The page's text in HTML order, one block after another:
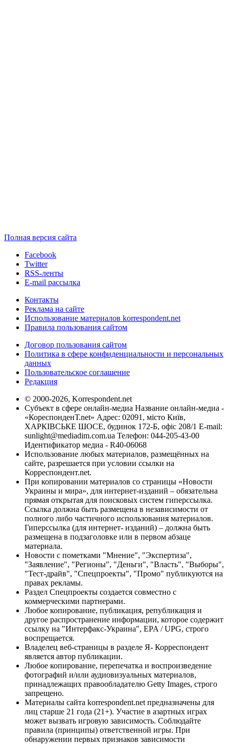
Полная версия сайта
Facebook
Twitter
RSS-ленты
E-mail рассылка
Контакты
Реклама на сайте
Использование материалов korrespondent.net
Правила пользования сайтом
Договор пользования сайтом
Политика в сфере конфиденциальности и персональных
данных
Пользовательское соглашение
Редакция
© 2000-2026, Korrespondent.net
Субъект в сфере онлайн-медиа Название онлайн-медиа -
«КореспонденТ.net» Адрес: 02091, місто Київ,
ХАРКІВСЬКЕ ШОСЕ, будинок 172-Б, офіс 208/1 E-mail:
sunlight@mediadim.com.ua Телефон: 044-205-43-00
Идентификатор медиа - R40-06068
Использование любых материалов, размещённых на
сайте, разрешается при условии ссылки на
Корреспондент.net.
При копировании материалов со страницы «Новости
Украины и мира», для интернет-изданий – обязательна
прямая открытая для поисковых систем гиперссылка.
Ссылка должна быть размещена в независимости от
полного либо частичного использования материалов.
Гиперссылка (для интернет- изданий) – должна быть
размещена в подзаголовке или в первом абзаце
материала.
Новости с пометками "Мнение", "Экспертиза",
"Заявление", "Регионы", "Деньги", "Власть", "Выборы",
"Тест-драйв", "Спецпроекты", "Промо" публикуются на
правах рекламы.
Раздел Спецпроекты создается совместно с
коммерческими партнерами.
Любое копирование, публикация, републикация и
другое распространение информации, которое содержит
ссылку на "Интерфакс-Украина", EPA / UPG, строго
воспрещается.
Владелец веб-страницы в разделе Я- Корреспондент
является автор публикации.
Любое копирование, перепечатка и воспроизведение
фотографий и/или аудиовизуальных материалов,
принадлежащих правообладателю Getty Images, строго
запрещено.
Материалы сайта korrespondent.net предназначены для
лиц старше 21 года (21+). Участие в азартных играх
может вызвать игровую зависимость. Соблюдайте
правила (принципы) ответственной игры. При
обнаружении первых признаков зависимости